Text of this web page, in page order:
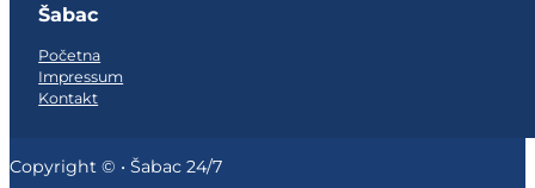
Šabac
Početna
Impressum
Kontakt
Copyright © • Šabac 24/7